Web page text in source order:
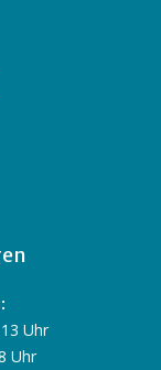
Uhr
Uhr